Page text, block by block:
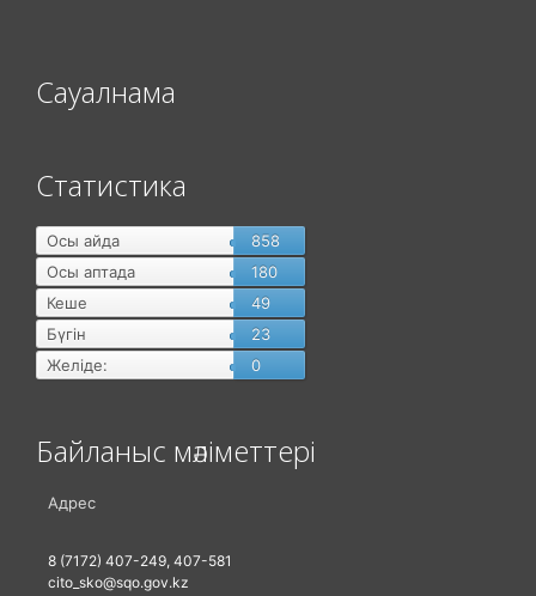
Сауалнама
Статистика
Осы айда
858
Осы аптада
180
Кеше
49
Бүгін
23
Желіде:
0
Байланыс мәліметтері
Адрес
8 (7172) 407-249, 407-581
cito_sko@sqo.gov.kz